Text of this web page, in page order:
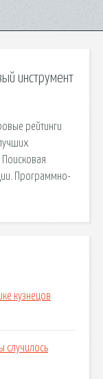
инструмент
рейтинги
Поисковая
Программно-
кузнецов
случилось